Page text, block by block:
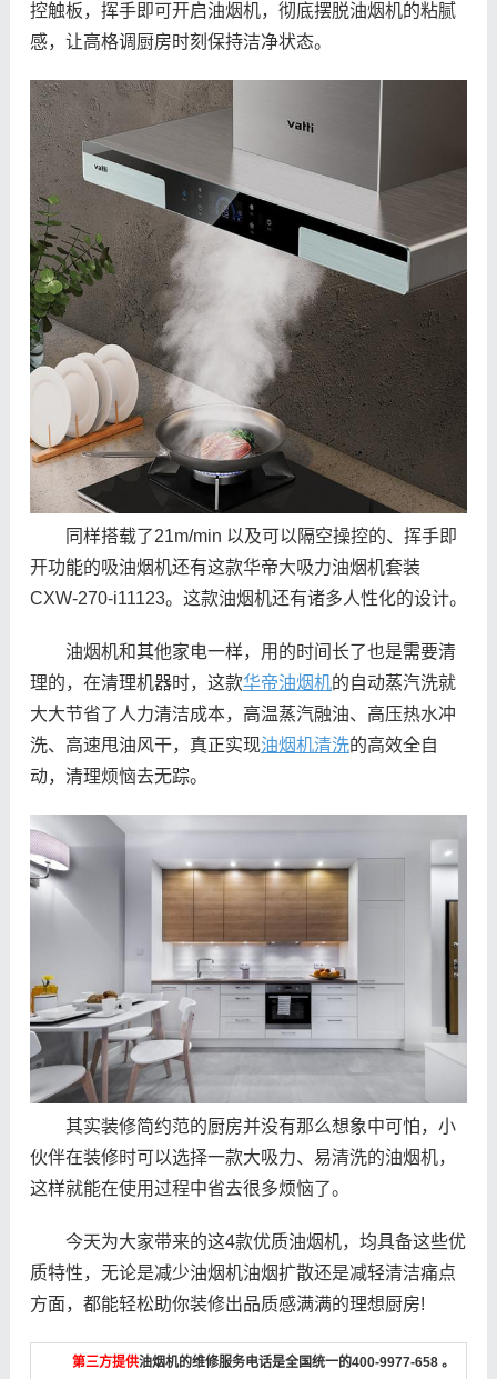
控触板，挥手即可开启油烟机，彻底摆脱油烟机的粘腻
感，让高格调厨房时刻保持洁净状态。
同样搭载了21m/min 以及可以隔空操控的、挥手即
开功能的吸油烟机还有这款华帝大吸力油烟机套装
CXW-270-i11123。这款油烟机还有诸多人性化的设计。
油烟机和其他家电一样，用的时间长了也是需要清
理的，在清理机器时，这款华帝油烟机的自动蒸汽洗就
大大节省了人力清洁成本，高温蒸汽融油、高压热水冲
洗、高速甩油风干，真正实现油烟机清洗的高效全自
动，清理烦恼去无踪。
其实装修简约范的厨房并没有那么想象中可怕，小
伙伴在装修时可以选择一款大吸力、易清洗的油烟机，
这样就能在使用过程中省去很多烦恼了。
今天为大家带来的这4款优质油烟机，均具备这些优
质特性，无论是减少油烟机油烟扩散还是减轻清洁痛点
方面，都能轻松助你装修出品质感满满的理想厨房!
第三方提供油烟机的维修服务电话是全国统一的400-9977-658 。